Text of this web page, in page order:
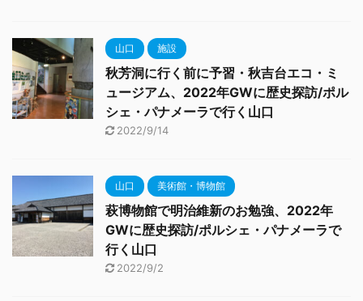
山口 施設
秋芳洞に行く前に予習・秋吉台エコ・ミ
ュージアム、2022年GWに歴史探訪/ポル
シェ・パナメーラで行く山口
2022/9/14
山口 美術館・博物館
萩博物館で明治維新のお勉強、2022年
GWに歴史探訪/ポルシェ・パナメーラで
行く山口
2022/9/2